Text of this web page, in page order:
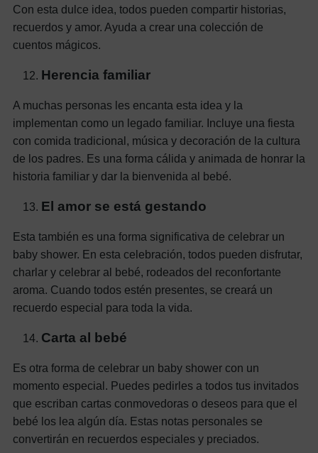
Con esta dulce idea, todos pueden compartir historias,
recuerdos y amor. Ayuda a crear una colección de
cuentos mágicos.
Herencia familiar
A muchas personas les encanta esta idea y la
implementan como un legado familiar. Incluye una fiesta
con comida tradicional, música y decoración de la cultura
de los padres. Es una forma cálida y animada de honrar la
historia familiar y dar la bienvenida al bebé.
El amor se está gestando
Esta también es una forma significativa de celebrar un
baby shower. En esta celebración, todos pueden disfrutar,
charlar y celebrar al bebé, rodeados del reconfortante
aroma. Cuando todos estén presentes, se creará un
recuerdo especial para toda la vida.
Carta al bebé
Es otra forma de celebrar un baby shower con un
momento especial. Puedes pedirles a todos tus invitados
que escriban cartas conmovedoras o deseos para que el
bebé los lea algún día. Estas notas personales se
convertirán en recuerdos especiales y preciados.